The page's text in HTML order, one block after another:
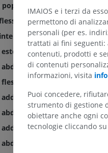
profondi delle dita
estensore breve del dito
abduttore del I dito [alluce]
breve del I dito [alluce]
adduttore del I dito [alluce]
abduttore del II dito
adduttore del II dito
del V dito
IMAIOS e i terzi da
permettono di
personali (per es.
trattati ai fini seguenti:
contenuti, prodotti e
di contenuti
informazioni, visita
Puoi concedere,
strumento di gestione
obiettare anche ogni
tecnologie cliccando